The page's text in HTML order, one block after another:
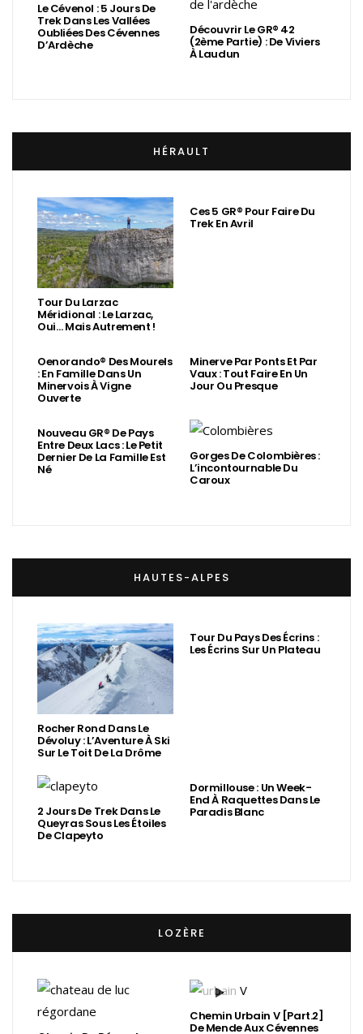
Le Cévenol : 5 Jours De
Trek Dans Les Vallées
Oubliées Des Cévennes
D’Ardèche
Découvrir Le GR® 42
(2ème Partie) : De Viviers
À Laudun
HÉRAULT
Tour Du Larzac
Méridional : Le Larzac,
Oui… Mais Autrement !
Ces 5 GR® Pour Faire Du
Trek En Avril
Oenorando® Des Mourels
: En Famille Dans Un
Minervois À Vigne
Ouverte
Minerve Par Ponts Et Par
Vaux : Tout Faire En Un
Jour Ou Presque
Nouveau GR® De Pays
Entre Deux Lacs : Le Petit
Dernier De La Famille Est
Né
Gorges De Colombières :
L’incontournable Du
Caroux
HAUTES-ALPES
Rocher Rond Dans Le
Dévoluy : L’Aventure À Ski
Sur Le Toit De La Drôme
Tour Du Pays Des Écrins :
Les Écrins Sur Un Plateau
2 Jours De Trek Dans Le
Queyras Sous Les Étoiles
De Clapeyto
Dormillouse : Un Week-
End À Raquettes Dans Le
Paradis Blanc
LOZÈRE
Chemin Urbain V [Part.2]
De Mende Aux Cévennes